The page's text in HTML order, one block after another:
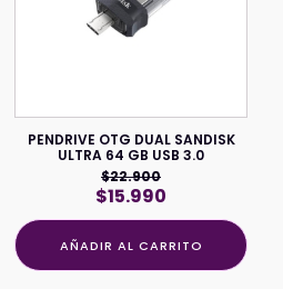
PENDRIVE OTG DUAL SANDISK
ULTRA 64 GB USB 3.0
$22.900
El
precio
original
era:
$15.990
precio
actual
es:
AÑADIR AL CARRITO